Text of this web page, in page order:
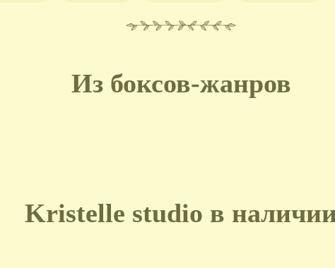
Из боксов-жанров
Kristelle studio в